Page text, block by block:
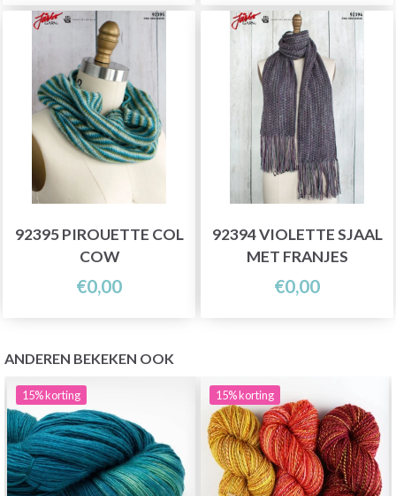
92395 PIROUETTE COL
COW
€0,00
92394 VIOLETTE SJAAL
MET FRANJES
€0,00
ANDEREN BEKEKEN OOK
15%korting 15%korting